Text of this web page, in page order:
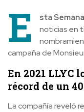
E sta
noticias en
campaña de
En 2021 LLYC
récord de un
La compañía reveló